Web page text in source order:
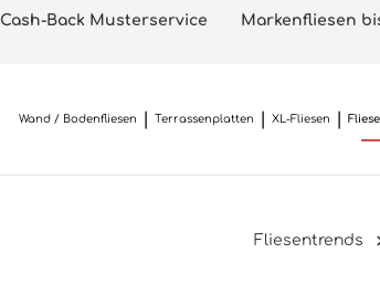
Cash-Back Musterservice Markenfliesen
Wand / Bodenfliesen Terrassenplatten XL-Fliesen
Fliesentrends